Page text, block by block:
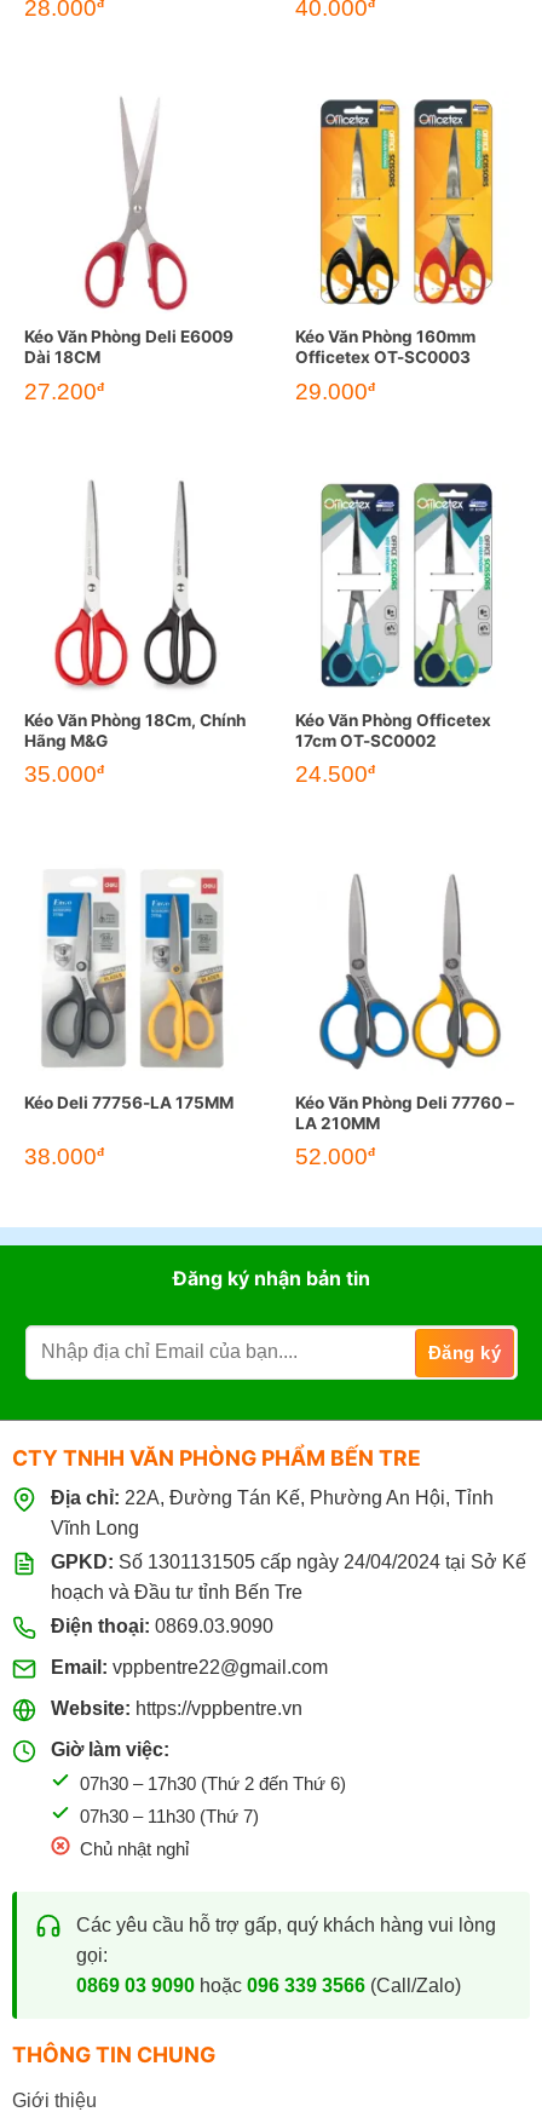
28.000đ 40.000đ
Kéo Văn Phòng Deli E6009
Dài 18CM
27.200đ
Kéo Văn Phòng 160mm
Officetex OT-SC0003
29.000đ
Kéo Văn Phòng 18Cm, Chính
Hãng M&G
35.000đ
Kéo Văn Phòng Officetex
17cm OT-SC0002
24.500đ
Kéo Deli 77756-LA 175MM
38.000đ
Kéo Văn Phòng Deli 77760 –
LA 210MM
52.000đ
Đăng ký nhận bản tin
CTY TNHH VĂN PHÒNG PHẨM BẾN TRE
Địa chỉ: 22A, Đường Tán Kế, Phường An Hội, Tỉnh
Vĩnh Long
GPKD: Số 1301131505 cấp ngày 24/04/2024 tại Sở Kế
hoạch và Đầu tư tỉnh Bến Tre
Điện thoại: 0869.03.9090
Email: vppbentre22@gmail.com
Website: https://vppbentre.vn
Giờ làm việc:
07h30 – 17h30 (Thứ 2 đến Thứ 6)
07h30 – 11h30 (Thứ 7)
Chủ nhật nghỉ
Các yêu cầu hỗ trợ gấp, quý khách hàng vui lòng
gọi:
0869 03 9090hoặc 096 339 3566(Call/Zalo)
THÔNG TIN CHUNG
Giới thiệu